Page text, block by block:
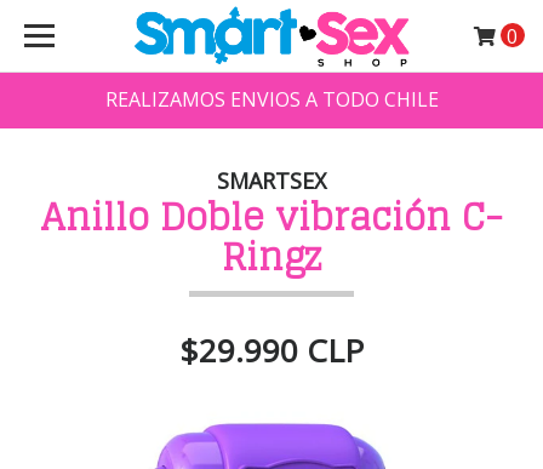
REALIZAMOS ENVIOS A TODO CHILE
0
SMARTSEX
Anillo Doble vibración C-
Ringz
$29.990 CLP